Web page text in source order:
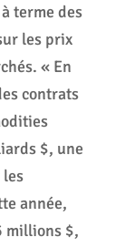
terme des
les prix
« En
contrats
$, une
année,
millions $,